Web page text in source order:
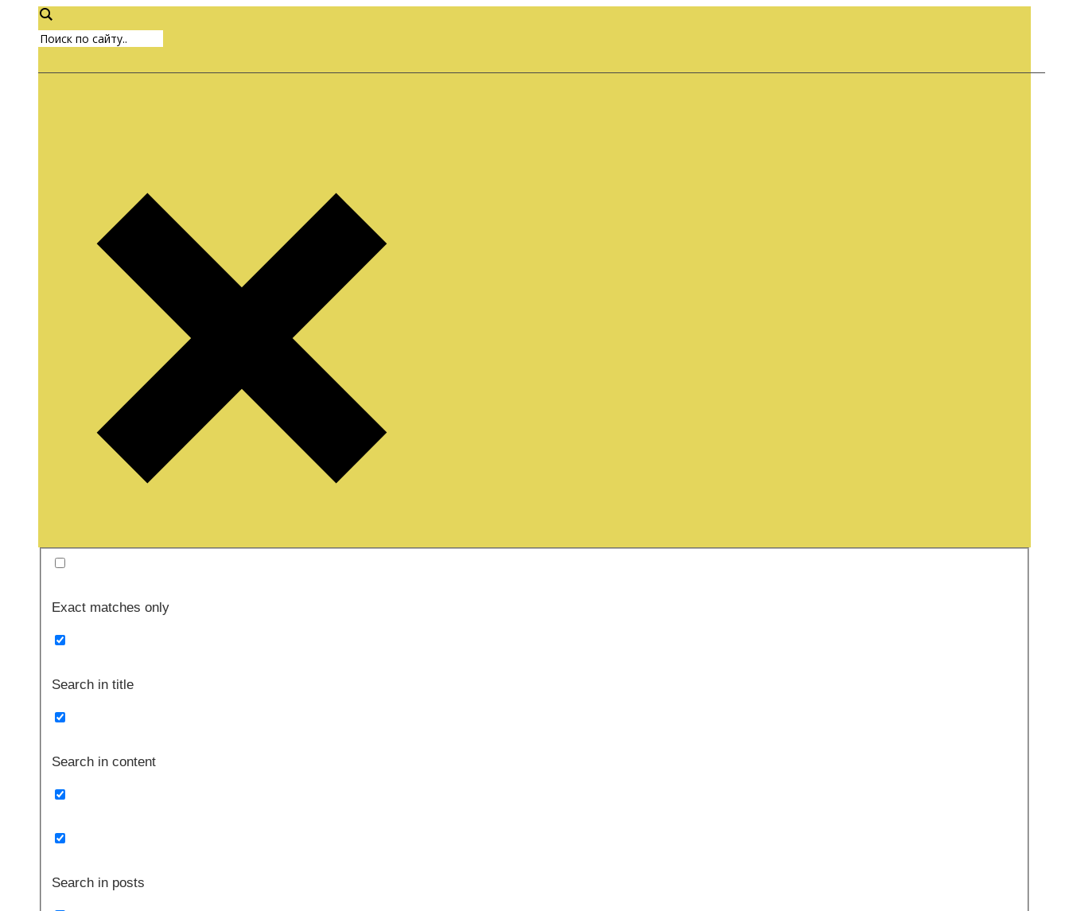
Exact matches only
Search in title
Search in content
Search in posts